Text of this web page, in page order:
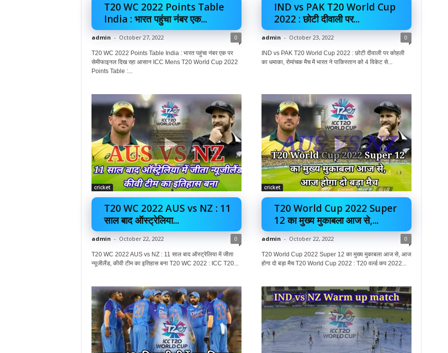
T20 WC 2022 Points Table
India : भारत पहुंचा नंबर एक...
admin - October 27, 2022 0
T20 WC 2022 Points Table India : भारत पहुंचा नंबर एक पर
सेमीफाइनल दिख रहा आसान ICC Mens T20 World Cup 2022
Points Table :...
IND vs PAK T20 World Cup
2022 : छोटी दीवाली पर...
admin - October 23, 2022 0
IND vs PAK T20 World Cup 2022 : छोटी दीवाली पर कोहली
का धमाका, रोमांचक मैच में भारत ने पाकिस्तान को 4 विकेट से...
cricket
T20 WC 2022 AUS vs NZ : 11
साल बाद ऑस्ट्रेलिया...
admin - October 22, 2022 0
T20 WC 2022 AUS vs NZ : 11 साल बाद ऑस्ट्रेलिया में जीता
न्यूजीलैंड, कीवी टीम का इतिहास बना T20 WC 2022 : ICC T20...
cricket
T20 World Cup 2022 Super
12 का मुख्य मुकाबला आज से,...
admin - October 22, 2022 0
T20 World Cup 2022 Super 12 का मुख्य मुकाबला आज से, आज
होगा दो बड़ा मैच T20 World Cup 2022 : T20 वर्ल्ड कप 2022...